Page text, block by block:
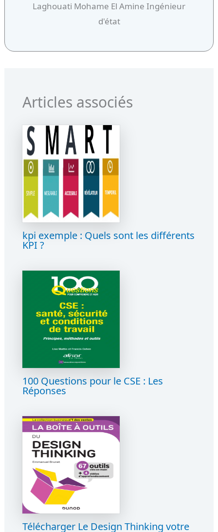
Laghouati Mohame El Amine Ingénieur
d'état
Articles associés
kpi exemple : Quels sont les différents
KPI ?
100 Questions pour le CSE : Les
Réponses
Télécharger Le Design Thinking votre